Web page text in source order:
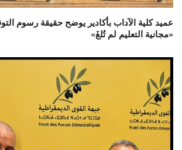
عميد كلية الآداب بأكادير يوضح حقيقة رسوم
«مجانية التعليم لم تُلغَ»